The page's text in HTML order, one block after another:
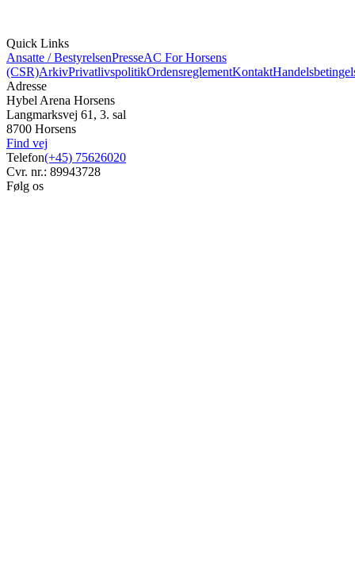
Quick Links
Ansatte / BestyrelsenPresseAC For Horsens
(CSR)ArkivPrivatlivspolitikOrdensreglementKontakt
Adresse
Hybel Arena Horsens
Langmarksvej 61, 3. sal
8700 Horsens
Find vej
Telefon(+45) 75626020
Cvr. nr.: 89943728
Følg os